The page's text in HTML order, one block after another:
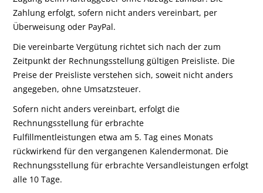
Zahlung erfolgt, sofern nicht anders vereinbart, per
Überweisung oder PayPal.
Die vereinbarte Vergütung richtet sich nach der zum
Zeitpunkt der Rechnungsstellung gültigen Preisliste. Die
Preise der Preisliste verstehen sich, soweit nicht anders
angegeben, ohne Umsatzsteuer.
Sofern nicht anders vereinbart, erfolgt die
Rechnungsstellung für erbrachte
Fulfillmentleistungen etwa am 5. Tag eines Monats
rückwirkend für den vergangenen Kalendermonat. Die
Rechnungsstellung für erbrachte Versandleistungen erfolgt
alle 10 Tage.